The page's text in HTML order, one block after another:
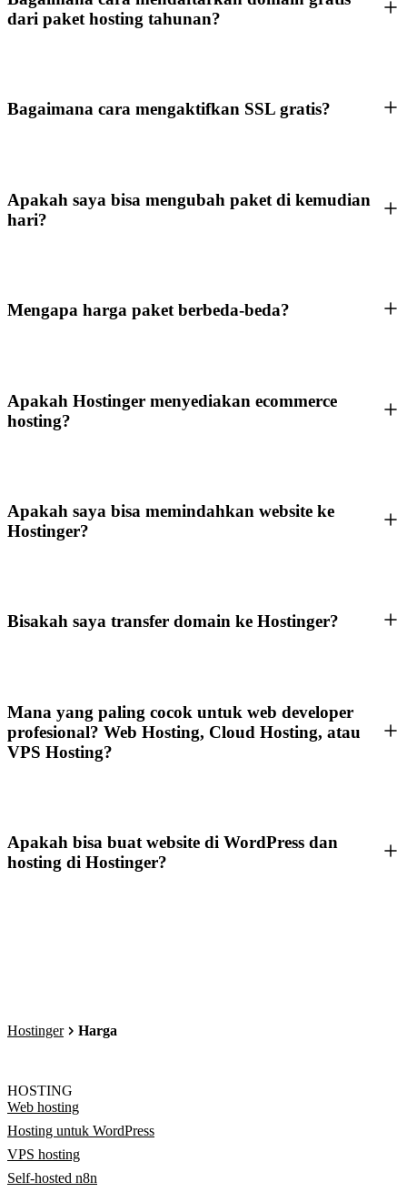
dari paket hosting tahunan?
Bagaimana cara mengaktifkan SSL gratis?
Apakah saya bisa mengubah paket di kemudian
hari?
Mengapa harga paket berbeda-beda?
Apakah Hostinger menyediakan ecommerce
hosting?
Apakah saya bisa memindahkan website ke
Hostinger?
Bisakah saya transfer domain ke Hostinger?
Mana yang paling cocok untuk web developer
profesional? Web Hosting, Cloud Hosting, atau
VPS Hosting?
Apakah bisa buat website di WordPress dan
hosting di Hostinger?
Hostinger Harga
HOSTING
Web hosting
Hosting untuk WordPress
VPS hosting
Self-hosted n8n